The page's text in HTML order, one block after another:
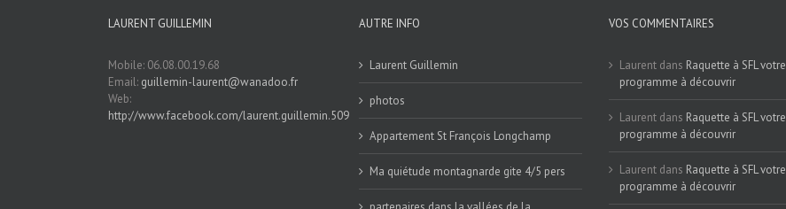
LAURENT GUILLEMIN
Mobile: 06.08.00.19.68
Email: guillemin-laurent@wanadoo.fr
Web:
http://www.facebook.com/laurent.guillemin.509
AUTRE INFO
Laurent Guillemin
photos
Appartement St François Longchamp
Ma quiétude montagnarde gite 4/5 pers
VOS COMMENTAIRES
Laurent dans Raquette à SFL votre
programme à découvrir
Laurent dans Raquette à SFL votre
programme à découvrir
Laurent dans Raquette à SFL votre
programme à découvrir